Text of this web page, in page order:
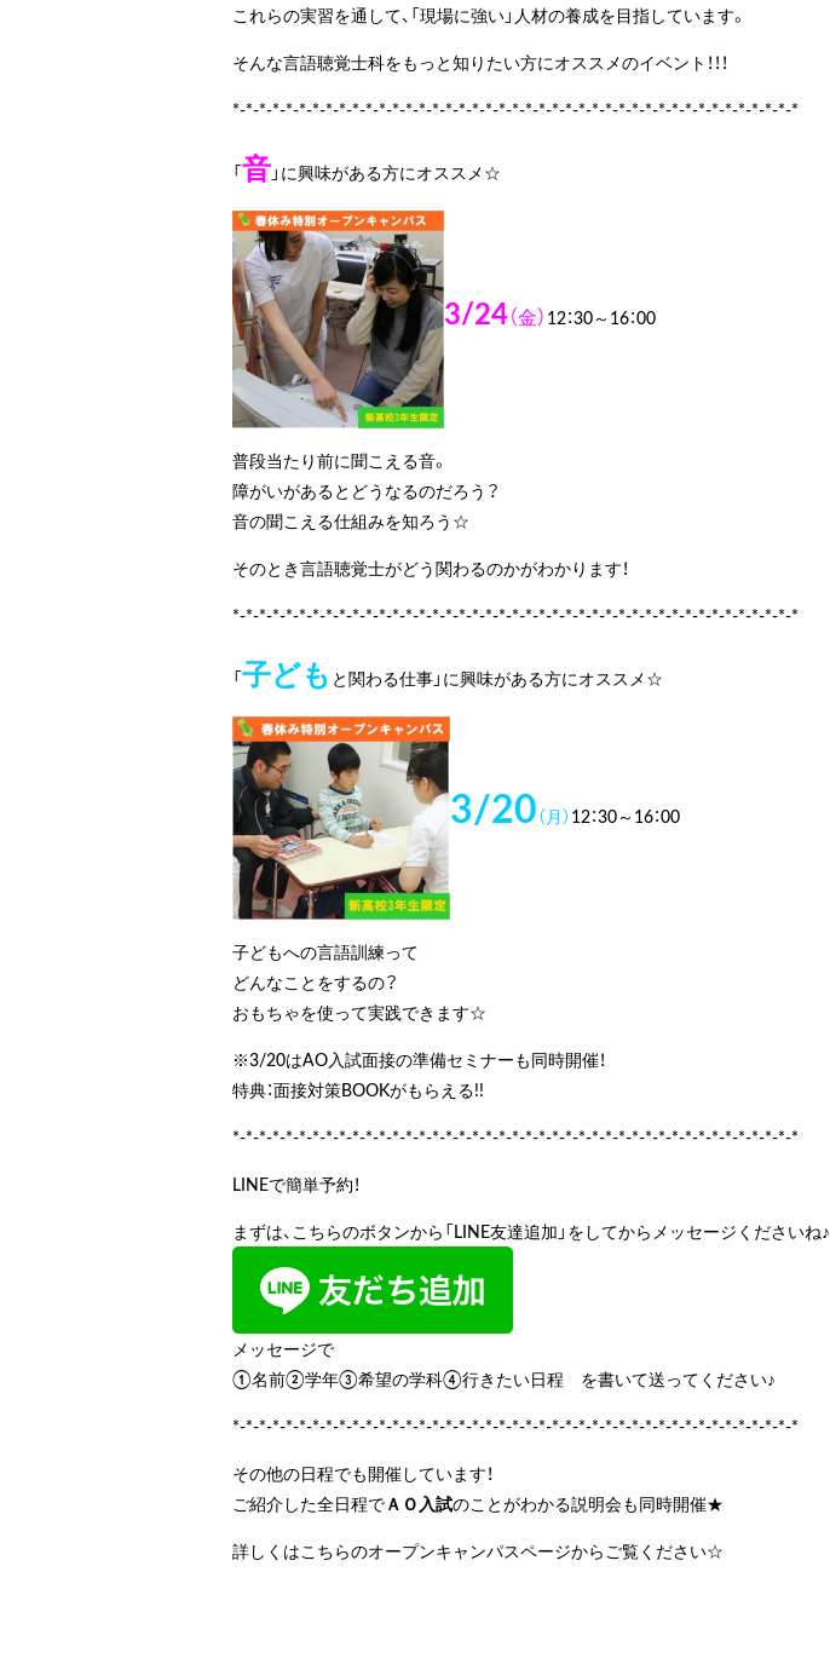
これらの実習を通して、「現場に強い」人材の養成を目指しています。
そんな言語聴覚士科をもっと知りたい方にオススメのイベント！！！
*-*-*-*-*-*-*-*-*-*-*-*-*-*-*-*-*-*-*-*-*-*-*-*-*-*-*-*-*-*-*-*-*-*-*-*-*-*-*-*-*-*-*
「音」に興味がある方にオススメ☆
3/24（金） 12：30～16：00
普段当たり前に聞こえる音。
障がいがあるとどうなるのだろう？
音の聞こえる仕組みを知ろう☆
そのとき言語聴覚士がどう関わるのかがわかります！
*-*-*-*-*-*-*-*-*-*-*-*-*-*-*-*-*-*-*-*-*-*-*-*-*-*-*-*-*-*-*-*-*-*-*-*-*-*-*-*-*-*-*
「子ども と関わる仕事」に興味がある方にオススメ☆
3/20（月） 12：30～16：00
子どもへの言語訓練って
どんなことをするの？
おもちゃを使って実践できます☆
※3/20はAO入試面接の準備セミナーも同時開催！
特典：面接対策BOOKがもらえる!!
*-*-*-*-*-*-*-*-*-*-*-*-*-*-*-*-*-*-*-*-*-*-*-*-*-*-*-*-*-*-*-*-*-*-*-*-*-*-*-*-*-*-*
LINEで簡単予約！
まずは、こちらのボタンから「LINE友達追加」をしてからメッセージくださいね♪
メッセージで
①名前②学年③希望の学科④行きたい日程 を書いて送ってください♪
*-*-*-*-*-*-*-*-*-*-*-*-*-*-*-*-*-*-*-*-*-*-*-*-*-*-*-*-*-*-*-*-*-*-*-*-*-*-*-*-*-*-*
その他の日程でも開催しています！
ご紹介した全日程でＡＯ入試のことがわかる説明会も同時開催★
詳しくはこちらのオープンキャンパスページからご覧ください☆